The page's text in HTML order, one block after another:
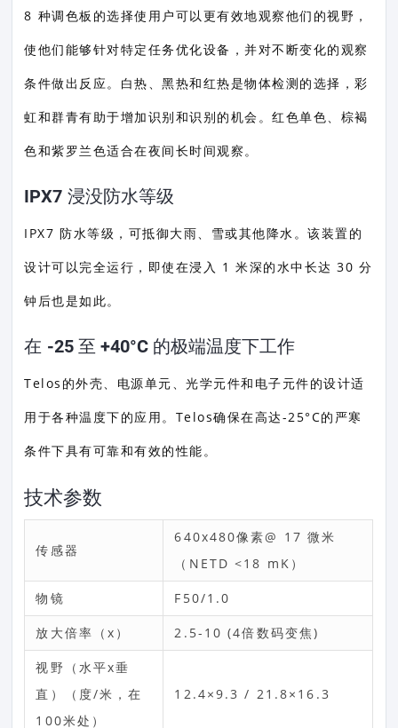
8 种调色板的选择使用户可以更有效地观察他们的视野，
使他们能够针对特定任务优化设备，并对不断变化的观察
条件做出反应。白热、黑热和红热是物体检测的选择，彩
虹和群青有助于增加识别和识别的机会。红色单色、棕褐
色和紫罗兰色适合在夜间长时间观察。
IPX7 浸没防水等级
IPX7 防水等级，可抵御大雨、雪或其他降水。该装置的
设计可以完全运行，即使在浸入 1 米深的水中长达 30 分
钟后也是如此。
在 -25 至 +40°C 的极端温度下工作
Telos的外壳、电源单元、光学元件和电子元件的设计适
用于各种温度下的应用。Telos确保在高达-25°C的严寒
条件下具有可靠和有效的性能。
技术参数
传感器
640x480像素@ 17 微米
（NETD <18 mK）
物镜 F50/1.0
放大倍率（x） 2.5-10 (4倍数码变焦)
视野（水平x垂
直）（度/米，在
100米处）
12.4×9.3 / 21.8×16.3